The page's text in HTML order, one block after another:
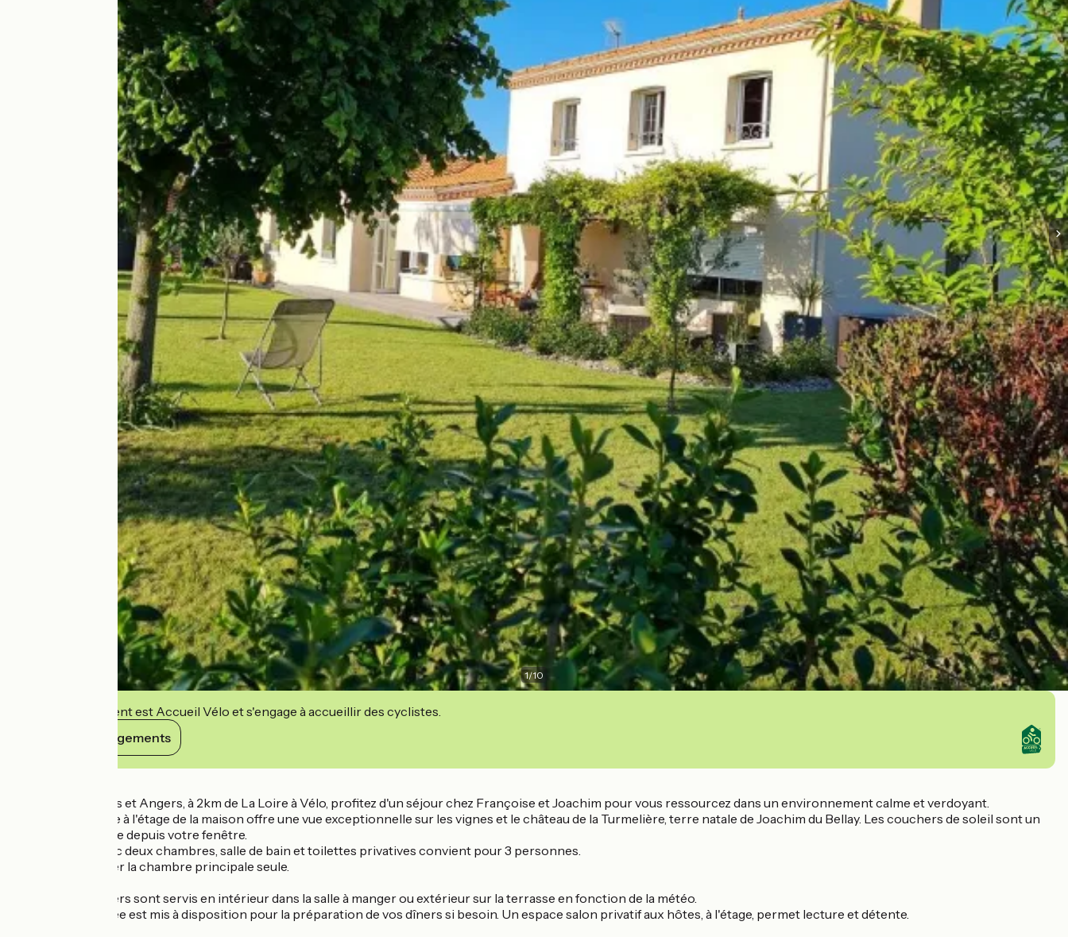
1/10
Cet établissement est Accueil Vélo et s'engage à accueillir des cyclistes.
Voir ses engagements
Situé entre Nantes et Angers, à 2km de La Loire à Vélo, profitez d'un séjour chez Françoise et Joachim pour vous ressourcez dans un environnement calme et verdoyant.
La chambre située à l'étage de la maison offre une vue exceptionnelle sur les vignes et le château de la Turmelière, terre natale de Joachim du Bellay. Les couchers de soleil sont un
véritable spectacle depuis votre fenêtre.
Suite familiale avec deux chambres, salle de bain et toilettes privatives convient pour 3 personnes.
Possibilité de louer la chambre principale seule.
Les petits déjeuners sont servis en intérieur dans la salle à manger ou extérieur sur la terrasse en fonction de la météo.
La cuisine partagée est mis à disposition pour la préparation de vos dîners si besoin. Un espace salon privatif aux hôtes, à l'étage, permet lecture et détente.